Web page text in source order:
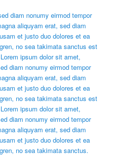
diam nonumy eirmod tempor
aliquyam erat, sed diam
et justo duo dolores et ea
no sea takimata sanctus est
ipsum dolor sit amet,
diam nonumy eirmod tempor
aliquyam erat, sed diam
et justo duo dolores et ea
no sea takimata sanctus est
ipsum dolor sit amet,
diam nonumy eirmod tempor
aliquyam erat, sed diam
et justo duo dolores et ea
no sea takimata sanctus.